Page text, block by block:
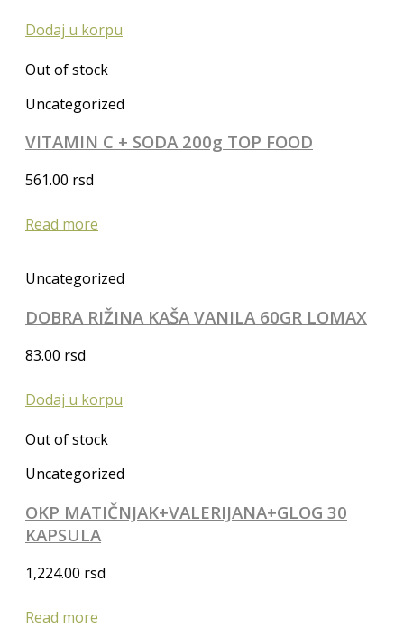
Dodaj u korpu
Out of stock
Uncategorized
VITAMIN C + SODA 200g TOP FOOD
561.00 rsd
Read more
Uncategorized
DOBRA RIŽINA KAŠA VANILA 60GR LOMAX
83.00 rsd
Dodaj u korpu
Out of stock
Uncategorized
OKP MATIČNJAK+VALERIJANA+GLOG 30
KAPSULA
1,224.00 rsd
Read more